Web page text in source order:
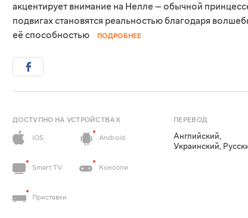
акцентирует внимание на Нелле — обычной
подвигах становятся реальностью благодаря
её способностью
ПОДРОБНЕЕ
ДОСТУПНО НА УСТРОЙСТВАХ
iOS
Android
Smart TV Консоли
Приставки
ПЕРЕВОД
Английский,
Украинский,